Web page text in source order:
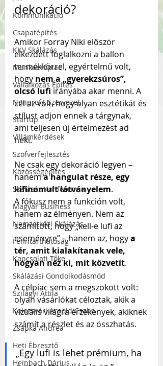
Kommunikáció
Csapatépítés
KKV Skálázás
Munkaerőpiac
Vállalkozás Építés
Nonprofit Szervezet
Startup
Villámkérdések
Szofverfejlesztés
Közösségépítés
Skálázás Konferencia
Magyar Business
Nemzetközi Skálázás
Fenntarthatóság
Kapcsolati Tőke
Skálázási Gondolkodásmód
Szilágyi Attila
Kolozsvári Arnold Csaba
Zsapka Andrea
Heti Ébresztő
Heinbach Dárius
dekoráció?
Amikor Forray Niki először
elkezdett foglalkozni a ballon
termékkörrel, egyértelmű volt,
hogy nem a „gyerekzsúros”,
olcsó lufi irányába akar menni. A
cél az volt, hogy olyan esztétikát és
stílust adjon ennek a tárgynak,
ami teljesen új értelmezést ad
neki.
Ne csak egy dekoráció legyen –
hanem a hangulat része, egy
kifinomult látványelem.
A fókusz nem a funkción volt,
hanem az élményen. Nem az
számított, hogy „kell-e lufi az
eseményre” – hanem az, hogy a
tér, amit kialakítanak vele,
hogyan néz ki, mit közvetít.
A célpiac sem a megszokott volt:
olyan vásárlókat céloztak, akik a
vizuális világra érzékenyek, akiknek
számít a részlet és az összhatás.
„Egy lufi is lehet prémium, ha